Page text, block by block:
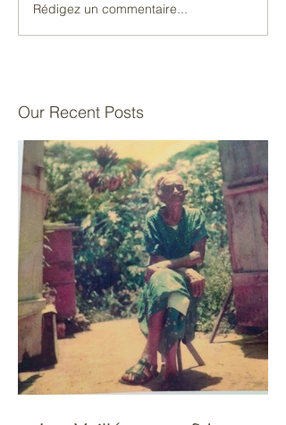
Rédigez un commentaire...
Our Recent Posts